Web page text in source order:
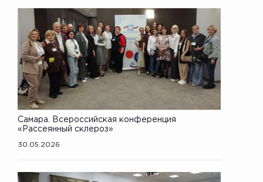
Самара. Всероссийская конференция
«Рассеянный склероз»
30.05.2026